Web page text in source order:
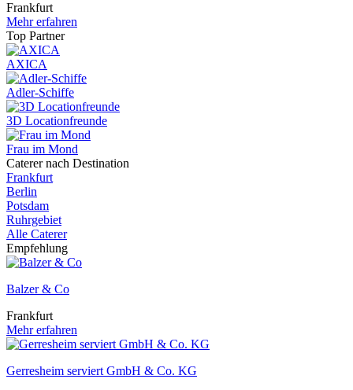
Frankfurt
Mehr erfahren
Top Partner
AXICA
Adler-Schiffe
3D Locationfreunde
Frau im Mond
Caterer nach Destination
Frankfurt
Berlin
Potsdam
Ruhrgebiet
Alle Caterer
Empfehlung
Balzer & Co
Frankfurt
Mehr erfahren
Gerresheim serviert GmbH & Co. KG